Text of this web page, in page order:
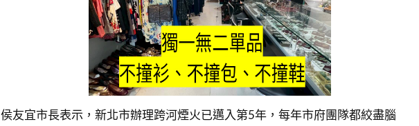
侯友宜市長表示，新北市辦理跨河煙火已邁入第5年，每年市府團隊都絞盡腦